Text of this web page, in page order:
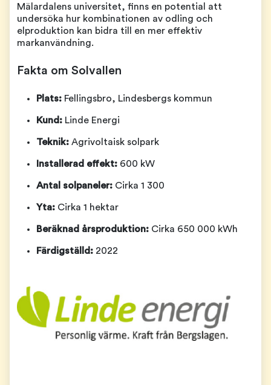
Mälardalens universitet, finns en potential att
undersöka hur kombinationen av odling och
elproduktion kan bidra till en mer effektiv
markanvändning.
Fakta om Solvallen
Plats: Fellingsbro, Lindesbergs kommun
Kund: Linde Energi
Teknik: Agrivoltaisk solpark
Installerad effekt: 600 kW
Antal solpaneler: Cirka 1 300
Yta: Cirka 1 hektar
Beräknad årsproduktion: Cirka 650 000 kWh
Färdigställd: 2022